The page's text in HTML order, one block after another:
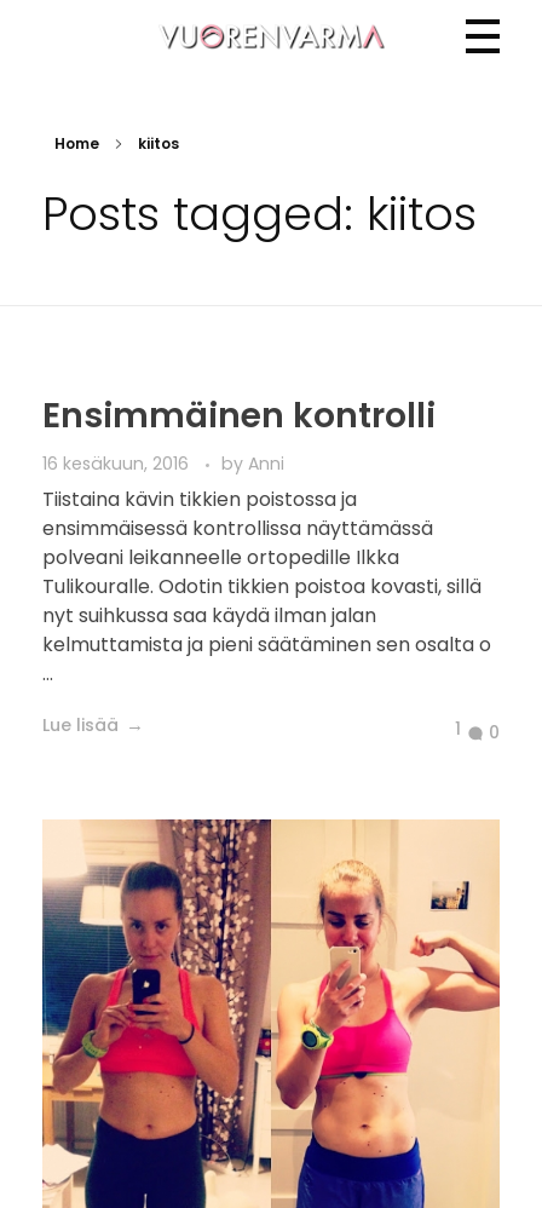
Home kiitos
Posts tagged: kiitos
Ensimmäinen kontrolli
16 kesäkuun, 2016 by Anni
Tiistaina kävin tikkien poistossa ja
ensimmäisessä kontrollissa näyttämässä
polveani leikanneelle ortopedille Ilkka
Tulikouralle. Odotin tikkien poistoa kovasti, sillä
nyt suihkussa saa käydä ilman jalan
kelmuttamista ja pieni säätäminen sen osalta o
...
Lue lisää 1 0